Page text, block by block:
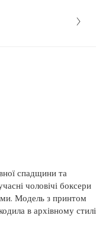
спадщини та
чоловічі боксери
Модель з принтом
в архівному стилі